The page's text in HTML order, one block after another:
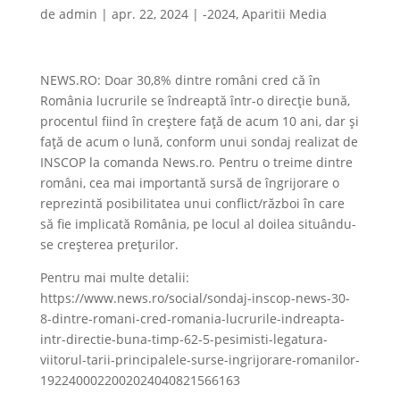
de admin | apr. 22, 2024| -2024, Aparitii Media
NEWS.RO: Doar 30,8% dintre români cred că în
România lucrurile se îndreaptă într-o direcţie bună,
procentul fiind în creştere faţă de acum 10 ani, dar şi
faţă de acum o lună, conform unui sondaj realizat de
INSCOP la comanda News.ro. Pentru o treime dintre
români, cea mai importantă sursă de îngrijorare o
reprezintă posibilitatea unui conflict/război în care
să fie implicată România, pe locul al doilea situându-
se creşterea preţurilor.
Pentru mai multe detalii:
https://www.news.ro/social/sondaj-inscop-news-30-
8-dintre-romani-cred-romania-lucrurile-indreapta-
intr-directie-buna-timp-62-5-pesimisti-legatura-
viitorul-tarii-principalele-surse-ingrijorare-romanilor-
1922400022002024040821566163